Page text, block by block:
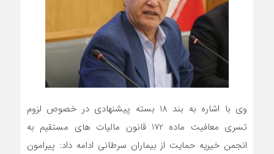
وی با اشاره به بند 18 بسته پیشنهادی در خصوص لزوم
تسری معافیت ماده 172 قانون مالیات های مستقیم به
انجمن خیریه حمایت از بیماران سرطانی ادامه داد: پیرامون